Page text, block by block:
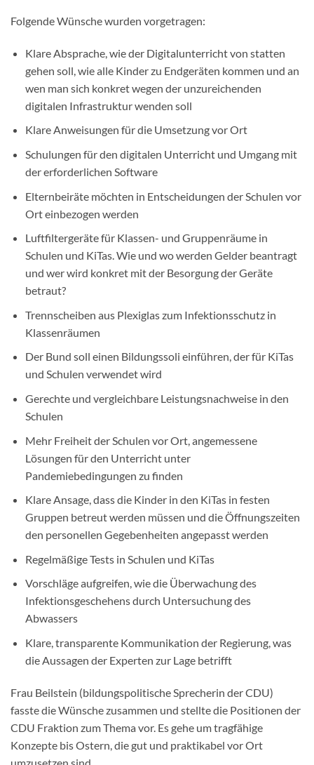
Folgende Wünsche wurden vorgetragen:
Klare Absprache, wie der Digitalunterricht von statten
gehen soll, wie alle Kinder zu Endgeräten kommen und an
wen man sich konkret wegen der unzureichenden
digitalen Infrastruktur wenden soll
Klare Anweisungen für die Umsetzung vor Ort
Schulungen für den digitalen Unterricht und Umgang mit
der erforderlichen Software
Elternbeiräte möchten in Entscheidungen der Schulen vor
Ort einbezogen werden
Luftfiltergeräte für Klassen- und Gruppenräume in
Schulen und KiTas. Wie und wo werden Gelder beantragt
und wer wird konkret mit der Besorgung der Geräte
betraut?
Trennscheiben aus Plexiglas zum Infektionsschutz in
Klassenräumen
Der Bund soll einen Bildungssoli einführen, der für KiTas
und Schulen verwendet wird
Gerechte und vergleichbare Leistungsnachweise in den
Schulen
Mehr Freiheit der Schulen vor Ort, angemessene
Lösungen für den Unterricht unter
Pandemiebedingungen zu finden
Klare Ansage, dass die Kinder in den KiTas in festen
Gruppen betreut werden müssen und die Öffnungszeiten
den personellen Gegebenheiten angepasst werden
Regelmäßige Tests in Schulen und KiTas
Vorschläge aufgreifen, wie die Überwachung des
Infektionsgeschehens durch Untersuchung des
Abwassers
Klare, transparente Kommunikation der Regierung, was
die Aussagen der Experten zur Lage betrifft
Frau Beilstein (bildungspolitische Sprecherin der CDU)
fasste die Wünsche zusammen und stellte die Positionen der
CDU Fraktion zum Thema vor. Es gehe um tragfähige
Konzepte bis Ostern, die gut und praktikabel vor Ort